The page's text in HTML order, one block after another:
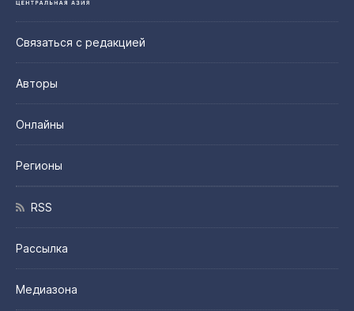
Связаться с редакцией
Авторы
Онлайны
Регионы
RSS
Рассылка
Медиазона